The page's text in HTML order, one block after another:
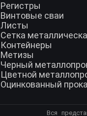
Регистры
Винтовые сваи
Листы
Сетка
Контейнеры
Метизы
Черный
Цветной
Оцинкованный
Вся